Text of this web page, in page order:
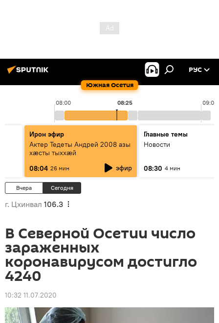
Южная Осетия
РУС
08:00 09:00
08:25
Ирон эфир
Актер Тедеты Андрей 2008 азы
хæсты тыххæй
08:04 26 мин эфир
Главные темы
Новости
08:30 4 мин
Вчера Сегодня
г. Цхинвал 106.3
В Северной Осетии число
зараженных
коронавирусом достигло
4240
10:32 11.07.2020